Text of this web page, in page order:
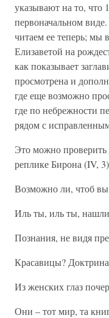
указывают на то, что
первоначальном
читаем ее теперь; мы
Елизаветой на
как показывает
просмотрена и
где еще возможно
где по небрежности
рядом с
Это можно
реплике Бирона (IV,
Возможно ли, чтоб
Иль ты, иль ты,
Познания, не видя
Красавицы?
Из женских глаз
Они – тот мир, та